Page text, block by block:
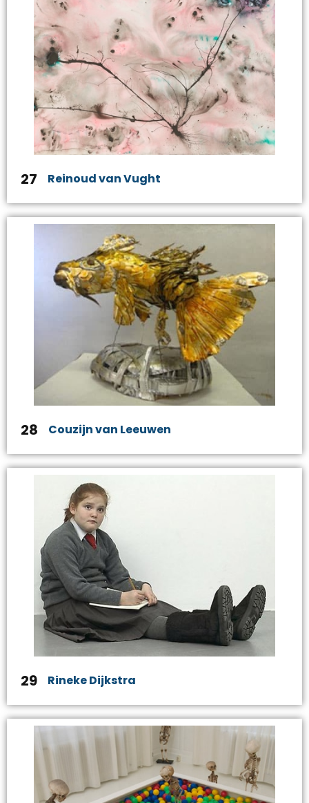
27 Reinoud van Vught
28 Couzijn van Leeuwen
29 Rineke Dijkstra